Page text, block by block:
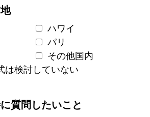
ハワイ
パリ
その他国内
は検討していない
質問したいこと